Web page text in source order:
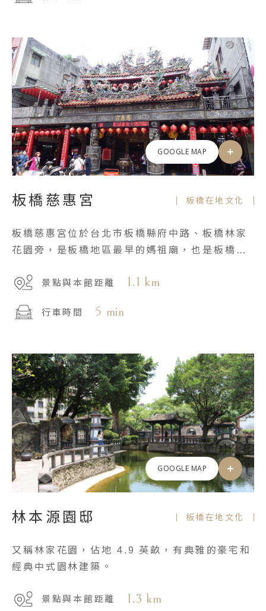
GOOGLE MAP
板橋慈惠宮 板橋在地文化
板橋慈惠宮位於台北市板橋縣府中路、板橋林家
花園旁，是板橋地區最早的媽祖廟，也是板橋地
景點與本館距離
1.1 km
行車時間 5 min
GOOGLE MAP
林本源園邸 板橋在地文化
又稱林家花園，佔地 4.9 英畝，有典雅的豪宅和
經典中式園林建築。
景點與本館距離 1.3 km